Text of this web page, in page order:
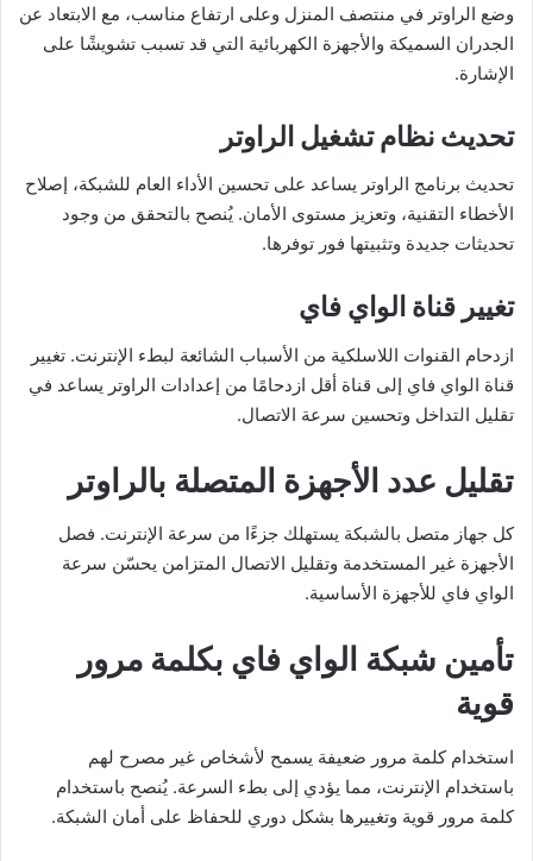
وضع الراوتر في منتصف المنزل وعلى ارتفاع مناسب، مع الابتعاد عن
الجدران السميكة والأجهزة الكهربائية التي قد تسبب تشويشًا على
الإشارة.
تحديث نظام تشغيل الراوتر
تحديث برنامج الراوتر يساعد على تحسين الأداء العام للشبكة، إصلاح
الأخطاء التقنية، وتعزيز مستوى الأمان. يُنصح بالتحقق من وجود
تحديثات جديدة وتثبيتها فور توفرها.
تغيير قناة الواي فاي
ازدحام القنوات اللاسلكية من الأسباب الشائعة لبطء الإنترنت. تغيير
قناة الواي فاي إلى قناة أقل ازدحامًا من إعدادات الراوتر يساعد في
تقليل التداخل وتحسين سرعة الاتصال.
تقليل عدد الأجهزة المتصلة بالراوتر
كل جهاز متصل بالشبكة يستهلك جزءًا من سرعة الإنترنت. فصل
الأجهزة غير المستخدمة وتقليل الاتصال المتزامن يحسّن سرعة
الواي فاي للأجهزة الأساسية.
تأمين شبكة الواي فاي بكلمة مرور
قوية
استخدام كلمة مرور ضعيفة يسمح لأشخاص غير مصرح لهم
باستخدام الإنترنت، مما يؤدي إلى بطء السرعة. يُنصح باستخدام
كلمة مرور قوية وتغييرها بشكل دوري للحفاظ على أمان الشبكة.